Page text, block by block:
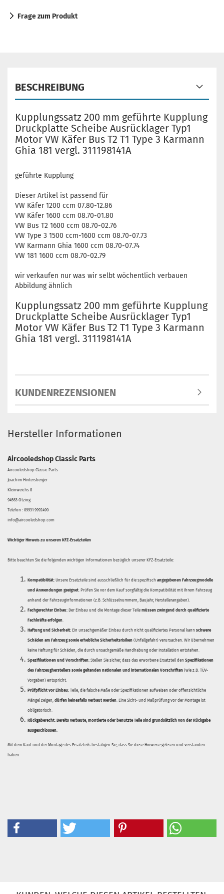
Frage zum Produkt
BESCHREIBUNG
Kupplungssatz 200 mm geführte Kupplung
Druckplatte Scheibe Ausrücklager Typ1
Motor VW Käfer Bus T2 T1 Type 3 Karmann
Ghia 181 vergl. 311198141A
geführte Kupplung
Dieser Artikel ist passend für
VW Käfer 1200 ccm 07.80-12.86
VW Käfer 1600 ccm 08.70-01.80
VW Bus T2 1600 ccm 08.70-02.76
VW Type 3 1500 ccm-1600 ccm 08.70-07.73
VW Karmann Ghia 1600 ccm 08.70-07.74
VW 181 1600 ccm 08.70-02.79
wir verkaufen nur was wir selbt wöchentlich verbauen
Abbildung ähnlich
Kupplungssatz 200 mm geführte Kupplung
Druckplatte Scheibe Ausrücklager Typ1
Motor VW Käfer Bus T2 T1 Type 3 Karmann
Ghia 181 vergl. 311198141A
KUNDENREZENSIONEN
Hersteller Informationen
Aircooledshop Classic Parts
Aircooledshop Classic Parts
Joachim Hintersberger
Kleinweichs 8
94563 Otzing
Telefon : 09931 9992490
info@aircooledshop.com
Wichtiger Hinweis zu unseren KFZ-Ersatzteilen
Bitte beachten Sie die folgenden wichtigen Informationen bezüglich unserer KFZ-Ersatzteile:
Kompatibilität: Unsere Ersatzteile sind ausschließlich für die spezifisch angegebenen Fahrzeugmodelle
und Anwendungen geeignet. Prüfen Sie vor dem Kauf sorgfältig die Kompatibilität mit Ihrem Fahrzeug
anhand der Fahrzeuginformationen (z.B. Schlüsselnummern, Baujahr, Herstellerangaben).
Fachgerechter Einbau: Der Einbau und die Montage dieser Teile müssen zwingend durch qualifizierte
Fachkräfte erfolgen.
Haftung und Sicherheit: Ein unsachgemäßer Einbau durch nicht qualifiziertes Personal kann schwere
Schäden am Fahrzeug sowie erhebliche Sicherheitsrisiken (Unfallgefahr) verursachen. Wir übernehmen
keine Haftung für Schäden, die durch unsachgemäße Handhabung oder Installation entstehen.
Spezifikationen und Vorschriften: Stellen Sie sicher, dass das erworbene Ersatzteil den Spezifikationen
des Fahrzeugherstellers sowie geltenden nationalen und internationalen Vorschriften (wie z.B. TÜV-
Vorgaben) entspricht.
Prüfpflicht vor Einbau: Teile, die falsche Maße oder Spezifikationen aufweisen oder offensichtliche
Mängel zeigen, dürfen keinesfalls verbaut werden. Eine Sicht- und Maßprüfung vor der Montage ist
obligatorisch.
Rückgaberecht: Bereits verbaute, montierte oder benutzte Teile sind grundsätzlich von der Rückgabe
ausgeschlossen.
Mit dem Kauf und der Montage des Ersatzteils bestätigen Sie, dass Sie diese Hinweise gelesen und verstanden
haben